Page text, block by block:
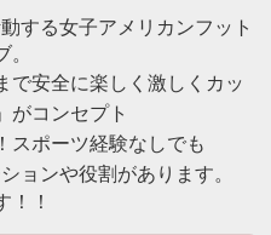
する女子アメリカンフット
で安全に楽しく激しくカッ
がコンセプト
スポーツ経験なしでも
ョンや役割があります。
！！